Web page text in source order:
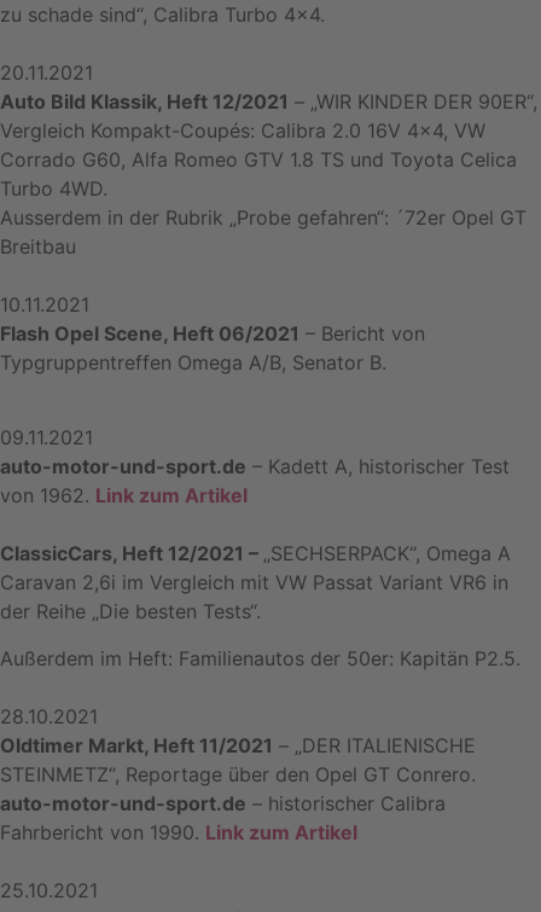
zu schade sind“, Calibra Turbo 4×4.
20.11.2021
Auto Bild Klassik, Heft 12/2021 – „WIR KINDER DER 90ER“,
Vergleich Kompakt-Coupés: Calibra 2.0 16V 4×4, VW
Corrado G60, Alfa Romeo GTV 1.8 TS und Toyota Celica
Turbo 4WD.
Ausserdem in der Rubrik „Probe gefahren“: ´72er Opel GT
Breitbau
10.11.2021
Flash Opel Scene, Heft 06/2021 – Bericht von
Typgruppentreffen Omega A/B, Senator B.
09.11.2021
auto-motor-und-sport.de – Kadett A, historischer Test
von 1962. Link zum Artikel
ClassicCars, Heft 12/2021 – „SECHSERPACK“, Omega A
Caravan 2,6i im Vergleich mit VW Passat Variant VR6 in
der Reihe „Die besten Tests“.
Außerdem im Heft: Familienautos der 50er: Kapitän P2.5.
28.10.2021
Oldtimer Markt, Heft 11/2021 – „DER ITALIENISCHE
STEINMETZ“, Reportage über den Opel GT Conrero.
auto-motor-und-sport.de – historischer Calibra
Fahrbericht von 1990. Link zum Artikel
25.10.2021